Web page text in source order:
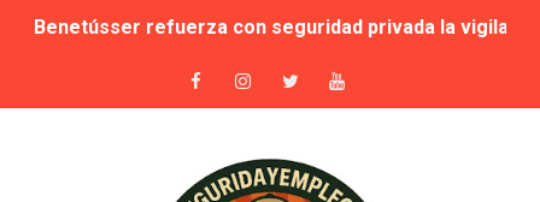
Benetússer refuerza con seguridad privada la
Publicada la lista de aptos para la habilitación como
Grupo Secoex se perfila como adjudicataria de la